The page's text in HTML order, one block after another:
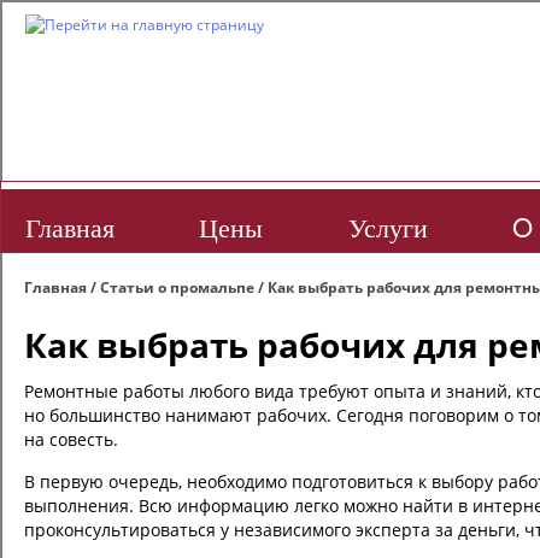
Главная Цены Услуги O
Главная/Статьи о промальпе/ Как выбрать рабочих для
Как выбрать рабочих для
Ремонтные работы любого вида требуют опыта и знаний,
но большинство нанимают рабочих. Сегодня поговорим о
на совесть.
В первую очередь, необходимо подготовиться к выбору
выполнения. Всю информацию легко можно найти в
проконсультироваться у независимого эксперта за